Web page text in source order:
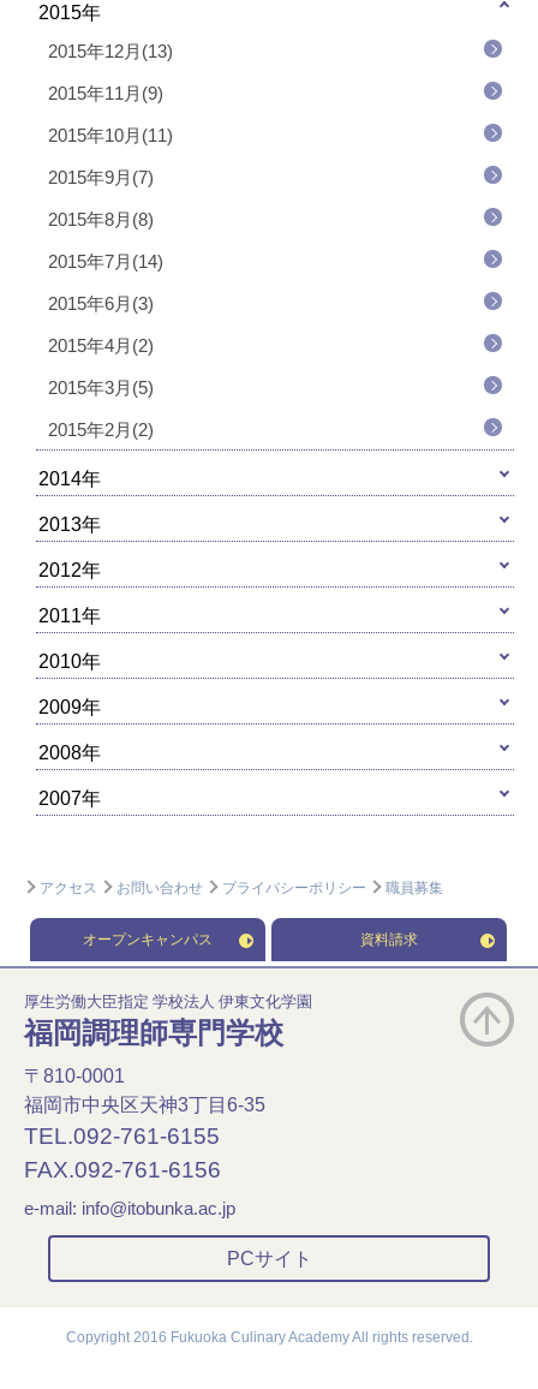
2015年
2015年12月(13)
2015年11月(9)
2015年10月(11)
2015年9月(7)
2015年8月(8)
2015年7月(14)
2015年6月(3)
2015年4月(2)
2015年3月(5)
2015年2月(2)
2014年
2013年
2012年
2011年
2010年
2009年
2008年
2007年
アクセス お問い合わせ プライバシーポリシー 職員募集
オープンキャンパス 資料請求
厚生労働大臣指定 学校法人 伊東文化学園
福岡調理師専門学校
〒810-0001
福岡市中央区天神3丁目6-35
TEL.092-761-6155
FAX.092-761-6156
e-mail: info@itobunka.ac.jp
PCサイト
Copyright 2016 Fukuoka Culinary Academy All rights reserved.